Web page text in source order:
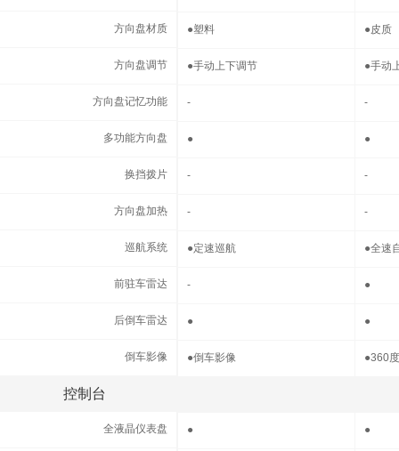
方向盘材质 ●塑料 ●皮质
方向盘调节 ●手动上下调节 ●手动
方向盘记忆功能 - -
多功能方向盘 ● ●
换挡拨片 - -
方向盘加热 - -
巡航系统 ●定速巡航 ●全速
前驻车雷达 - ●
后倒车雷达 ● ●
倒车影像 ●倒车影像 ●360
控制台
全液晶仪表盘 ● ●
方向盘材质
方向盘调节
方向盘记忆功能
多功能方向盘
换挡拨片
方向盘加热
巡航系统
前驻车雷达
后倒车雷达
倒车影像
控制台
全液晶仪表盘